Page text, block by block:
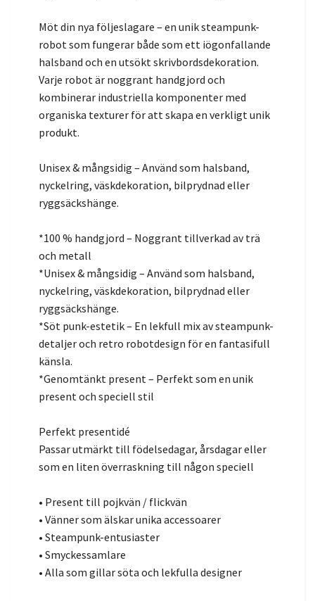
Möt din nya följeslagare – en unik steampunk-
robot som fungerar både som ett iögonfallande
halsband och en utsökt skrivbordsdekoration.
Varje robot är noggrant handgjord och
kombinerar industriella komponenter med
organiska texturer för att skapa en verkligt unik
produkt.
Unisex & mångsidig – Använd som halsband,
nyckelring, väskdekoration, bilprydnad eller
ryggsäckshänge.
*100 % handgjord – Noggrant tillverkad av trä
och metall
*Unisex & mångsidig – Använd som halsband,
nyckelring, väskdekoration, bilprydnad eller
ryggsäckshänge.
*Söt punk-estetik – En lekfull mix av steampunk-
detaljer och retro robotdesign för en fantasifull
känsla.
*Genomtänkt present – Perfekt som en unik
present och speciell stil
Perfekt presentidé
Passar utmärkt till födelsedagar, årsdagar eller
som en liten överraskning till någon speciell
• Present till pojkvän / flickvän
• Vänner som älskar unika accessoarer
• Steampunk-entusiaster
• Smyckessamlare
• Alla som gillar söta och lekfulla designer